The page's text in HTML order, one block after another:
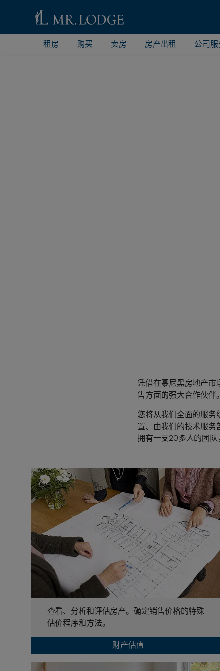
租房 购买 卖房 房产出租 公司
凭借在慕尼黑房地产
售方面的强大合作伙伴
您将从我们全面的服
置、由我们的技术服
拥有一支20多人的团
查看、分析和评估房产。确定销售价格的特殊
估价程序和方法。
财产估值